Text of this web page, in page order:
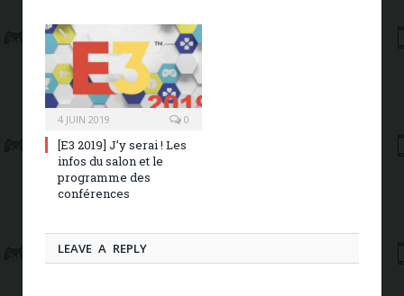
4 JUIN 2019 0
[E3 2019] J’y serai ! Les
infos du salon et le
programme des
conférences
LEAVE A REPLY